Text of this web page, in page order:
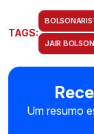
TAGS:
JAIR
Um resumo